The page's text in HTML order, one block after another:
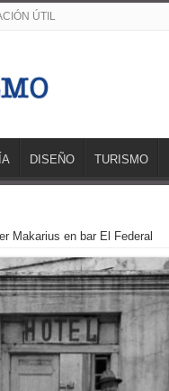
ÚTIL
DISEÑO TURISMO
Makarius en bar El Federal